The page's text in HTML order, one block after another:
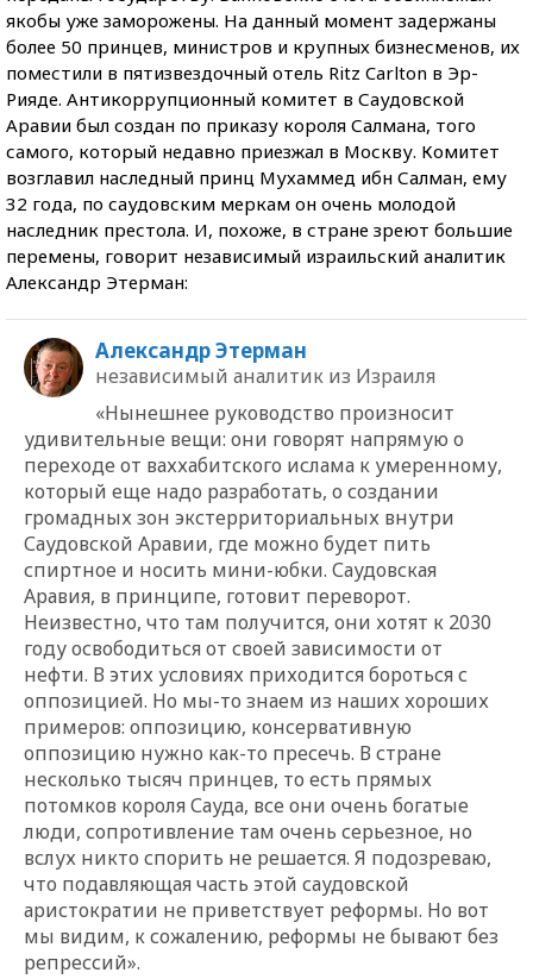
якобы уже заморожены. На данный момент задержаны
более 50 принцев, министров и крупных бизнесменов, их
поместили в пятизвездочный отель Ritz Carlton в Эр-
Рияде. Антикоррупционный комитет в Саудовской
Аравии был создан по приказу короля Салмана, того
самого, который недавно приезжал в Москву. Комитет
возглавил наследный принц Мухаммед ибн Салман, ему
32 года, по саудовским меркам он очень молодой
наследник престола. И, похоже, в стране зреют большие
перемены, говорит независимый израильский аналитик
Александр Этерман:
Александр Этерман
независимый аналитик из Израиля
«Нынешнее руководство произносит
удивительные вещи: они говорят напрямую о
переходе от ваххабитского ислама к умеренному,
который еще надо разработать, о создании
громадных зон экстерриториальных внутри
Саудовской Аравии, где можно будет пить
спиртное и носить мини-юбки. Саудовская
Аравия, в принципе, готовит переворот.
Неизвестно, что там получится, они хотят к 2030
году освободиться от своей зависимости от
нефти. В этих условиях приходится бороться с
оппозицией. Но мы-то знаем из наших хороших
примеров: оппозицию, консервативную
оппозицию нужно как-то пресечь. В стране
несколько тысяч принцев, то есть прямых
потомков короля Сауда, все они очень богатые
люди, сопротивление там очень серьезное, но
вслух никто спорить не решается. Я подозреваю,
что подавляющая часть этой саудовской
аристократии не приветствует реформы. Но вот
мы видим, к сожалению, реформы не бывают без
репрессий».